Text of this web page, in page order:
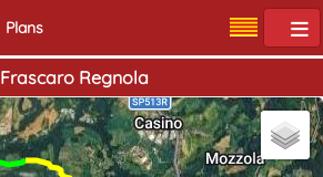
Plans
Frascaro Regnola